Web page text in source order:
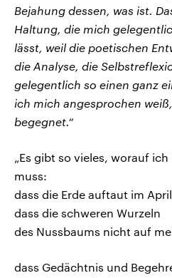
Bejahung dessen, was ist.
Haltung, die mich
lässt, weil die poetischen
die Analyse, die
gelegentlich so einen ganz
ich mich angesprochen
begegnet.“
„Es gibt so vieles, worauf
muss:
dass die Erde auftaut im April
dass die schweren Wurzeln
des Nussbaums nicht auf
dass Gedächtnis und